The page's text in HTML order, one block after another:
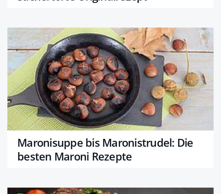
Maronisuppe bis Maronistrudel: Die
besten Maroni Rezepte